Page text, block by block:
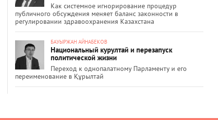
Как системное игнорирование процедур
публичного обсуждения меняет баланс законности в
регулировании здравоохранения Казахстана
БАУЫРЖАН АЙНАБЕКОВ
Национальный курултай и перезапуск
политической жизни
Переход к однопалатному Парламенту и его
переименование в Құрылтай